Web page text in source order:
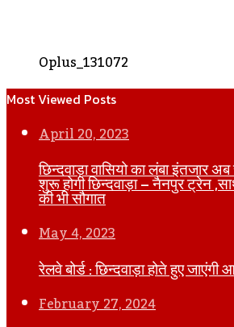
Oplus_131072
Most Viewed Posts
April 20, 2023
छिन्दवाड़ा वासियो का लंबा इंतजार
शुरू होगी छिन्दवाड़ा – नैनपुर ट्रेन
की भी सौगात
May 4, 2023
रेलवे बोर्ड : छिन्दवाड़ा होते हुए
February 27, 2024